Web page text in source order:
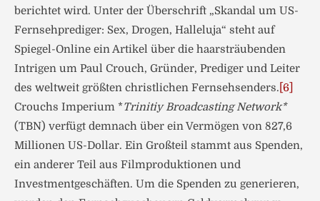
berichtet wird. Unter der Überschrift „Skandal um US-
Fernsehprediger: Sex, Drogen, Halleluja“ steht auf
Spiegel-Online ein Artikel über die haarsträubenden
Intrigen um Paul Crouch, Gründer, Prediger und Leiter
des weltweit größten christlichen Fernsehsenders. [6]
Crouchs Imperium *Trinitiy Broadcasting Network*
(TBN) verfügt demnach über ein Vermögen von 827,6
Millionen US-Dollar. Ein Großteil stammt aus Spenden,
ein anderer Teil aus Filmproduktionen und
Investmentgeschäften. Um die Spenden zu generieren,